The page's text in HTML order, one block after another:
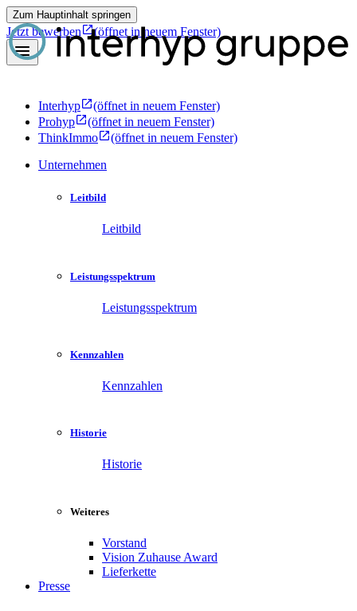
Zum Hauptinhalt springen
Jetzt bewerben (öffnet in neuem Fenster)
Interhyp
(öffnet in neuem Fenster)
Prohyp
(öffnet in neuem Fenster)
ThinkImmo
(öffnet in neuem Fenster)
Unternehmen
Leitbild
Leitbild
Leistungsspektrum
Leistungsspektrum
Kennzahlen
Kennzahlen
Historie
Historie
Weiteres
Vorstand
Vision Zuhause Award
Lieferkette
Presse